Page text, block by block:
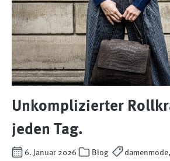
Unkomplizierter
jeden Tag.
6. Januar 2026 Blog